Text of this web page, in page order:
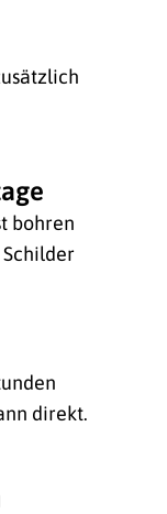
bohren
direkt.